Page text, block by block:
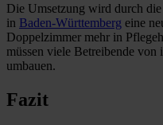
Die Umsetzung wird durch
in Baden-Württemberg eine
Doppelzimmer mehr in
müssen viele Betreibende von
umbauen.
Fazit